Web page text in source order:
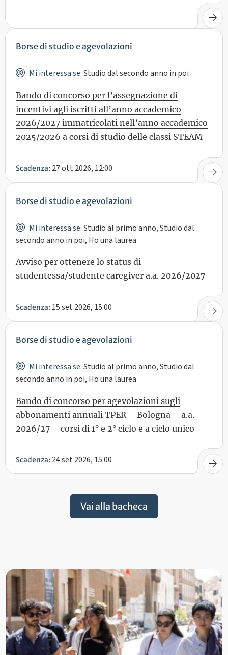
Borse di studio e agevolazioni
Mi interessa se:Studio dal secondo anno in poi
Bando di concorso per l’assegnazione di
incentivi agli iscritti all’anno accademico
2026/2027 immatricolati nell’anno accademico
2025/2026 a corsi di studio delle classi STEAM
Scadenza: 27 ott 2026, 12:00
Borse di studio e agevolazioni
Mi interessa se:Studio al primo anno, Studio dal
secondo anno in poi, Ho una laurea
Avviso per ottenere lo status di
studentessa/studente caregiver a.a. 2026/2027
Scadenza: 15 set 2026, 15:00
Borse di studio e agevolazioni
Mi interessa se:Studio al primo anno, Studio dal
secondo anno in poi, Ho una laurea
Bando di concorso per agevolazioni sugli
abbonamenti annuali TPER – Bologna – a.a.
2026/27 – corsi di 1° e 2° ciclo e a ciclo unico
Scadenza: 24 set 2026, 15:00
Vai alla bacheca